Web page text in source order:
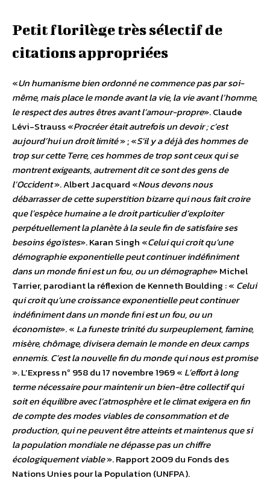
Petit florilège très sélectif de
citations appropriées
«Un humanisme bien ordonné ne commence pas par soi-
même, mais place le monde avant la vie, la vie avant l’homme,
le respect des autres êtres avant l’amour-propre». Claude
Lévi-Strauss «Procréer était autrefois un devoir ; c’est
aujourd’hui un droit limité» ; «S’il y a déjà des hommes de
trop sur cette Terre, ces hommes de trop sont ceux qui se
montrent exigeants, autrement dit ce sont des gens de
l’Occident». Albert Jacquard «Nous devons nous
débarrasser de cette superstition bizarre qui nous fait croire
que l’espèce humaine a le droit particulier d’exploiter
perpétuellement la planète à la seule fin de satisfaire ses
besoins égoïstes». Karan Singh «Celui qui croit qu’une
démographie exponentielle peut continuer indéfiniment
dans un monde fini est un fou, ou un démographe» Michel
Tarrier, parodiant la réflexion de Kenneth Boulding : « Celui
qui croit qu’une croissance exponentielle peut continuer
indéfiniment dans un monde fini est un fou, ou un
économiste». « La funeste trinité du surpeuplement, famine,
misère, chômage, divisera demain le monde en deux camps
ennemis. C’est la nouvelle fin du monde qui nous est promise
». L’Express nº 958 du 17 novembre 1969 « L’effort à long
terme nécessaire pour maintenir un bien-être collectif qui
soit en équilibre avec l’atmosphère et le climat exigera en fin
de compte des modes viables de consommation et de
production, qui ne peuvent être atteints et maintenus que si
la population mondiale ne dépasse pas un chiffre
écologiquement viable». Rapport 2009 du Fonds des
Nations Unies pour la Population (UNFPA).